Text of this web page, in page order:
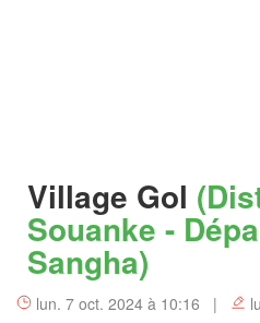
Village Gol
Souanke -
Sangha)
lun. 7 oct. 2024 à 10:16 |